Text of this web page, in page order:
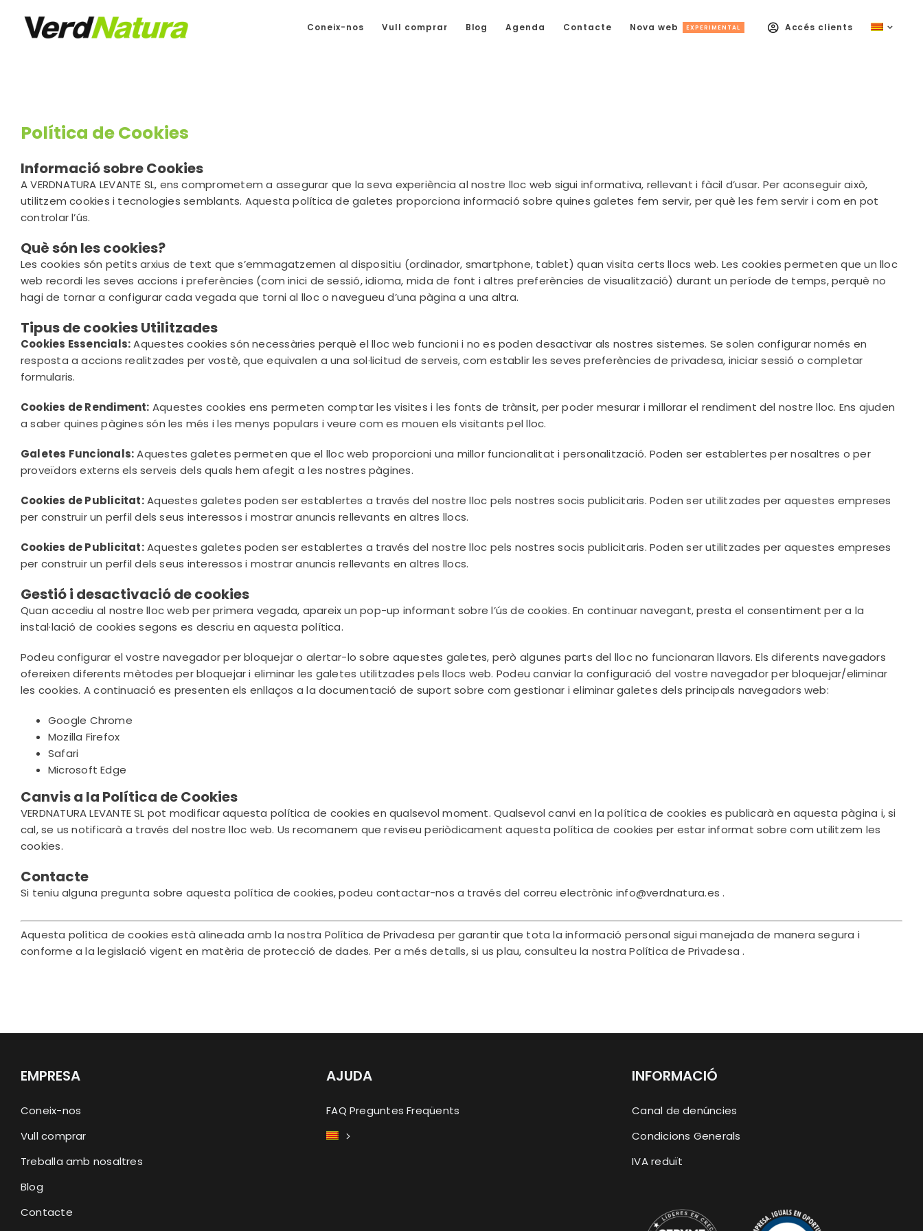
content
Coneix-nos Vull comprar Blog Agenda Contacte Nova web EXPERIMENTAL Accés clients
Política de Cookies
Informació sobre Cookies
A VERDNATURA LEVANTE SL, ens comprometem a assegurar que la seva experiència al nostre lloc web sigui informativa, rellevant i fàcil d’usar. Per aconseguir això,
utilitzem cookies i tecnologies semblants. Aquesta política de galetes proporciona informació sobre quines galetes fem servir, per què les fem servir i com en pot
controlar l’ús.
Què són les cookies?
Les cookies són petits arxius de text que s’emmagatzemen al dispositiu (ordinador, smartphone, tablet) quan visita certs llocs web. Les cookies permeten que un lloc
web recordi les seves accions i preferències (com inici de sessió, idioma, mida de font i altres preferències de visualització) durant un període de temps, perquè no
hagi de tornar a configurar cada vegada que torni al lloc o navegueu d’una pàgina a una altra.
Tipus de cookies Utilitzades
Cookies Essencials:Aquestes cookies són necessàries perquè el lloc web funcioni i no es poden desactivar als nostres sistemes. Se solen configurar només en
resposta a accions realitzades per vostè, que equivalen a una sol·licitud de serveis, com establir les seves preferències de privadesa, iniciar sessió o completar
formularis.
Cookies de Rendiment: Aquestes cookies ens permeten comptar les visites i les fonts de trànsit, per poder mesurar i millorar el rendiment del nostre lloc. Ens ajuden
a saber quines pàgines són les més i les menys populars i veure com es mouen els visitants pel lloc.
Galetes Funcionals:Aquestes galetes permeten que el lloc web proporcioni una millor funcionalitat i personalització. Poden ser establertes per nosaltres o per
proveïdors externs els serveis dels quals hem afegit a les nostres pàgines.
Cookies de Publicitat:Aquestes galetes poden ser establertes a través del nostre lloc pels nostres socis publicitaris. Poden ser utilitzades per aquestes empreses
per construir un perfil dels seus interessos i mostrar anuncis rellevants en altres llocs.
Cookies de Publicitat:Aquestes galetes poden ser establertes a través del nostre lloc pels nostres socis publicitaris. Poden ser utilitzades per aquestes empreses
per construir un perfil dels seus interessos i mostrar anuncis rellevants en altres llocs.
Gestió i desactivació de cookies
Quan accediu al nostre lloc web per primera vegada, apareix un pop-up informant sobre l’ús de cookies. En continuar navegant, presta el consentiment per a la
instal·lació de cookies segons es descriu en aquesta política.
Podeu configurar el vostre navegador per bloquejar o alertar-lo sobre aquestes galetes, però algunes parts del lloc no funcionaran llavors. Els diferents navegadors
ofereixen diferents mètodes per bloquejar i eliminar les galetes utilitzades pels llocs web. Podeu canviar la configuració del vostre navegador per bloquejar/eliminar
les cookies. A continuació es presenten els enllaços a la documentació de suport sobre com gestionar i eliminar galetes dels principals navegadors web:
Google Chrome
Mozilla Firefox
Safari
Microsoft Edge
Canvis a la Política de Cookies
VERDNATURA LEVANTE SL pot modificar aquesta política de cookies en qualsevol moment. Qualsevol canvi en la política de cookies es publicarà en aquesta pàgina i, si
cal, se us notificarà a través del nostre lloc web. Us recomanem que reviseu periòdicament aquesta política de cookies per estar informat sobre com utilitzem les
cookies.
Contacte
Si teniu alguna pregunta sobre aquesta política de cookies, podeu contactar-nos a través del correu electrònic info@verdnatura.es .
Aquesta política de cookies està alineada amb la nostra Política de Privadesa per garantir que tota la informació personal sigui manejada de manera segura i
conforme a la legislació vigent en matèria de protecció de dades. Per a més detalls, si us plau, consulteu la nostraPolítica de Privadesa .
EMPRESA
Coneix-nos
Vull comprar
Treballa amb nosaltres
Blog
Contacte
AJUDA
FAQ Preguntes Freqüents
INFORMACIÓ
Canal de denúncies
Condicions Generals
IVA reduït